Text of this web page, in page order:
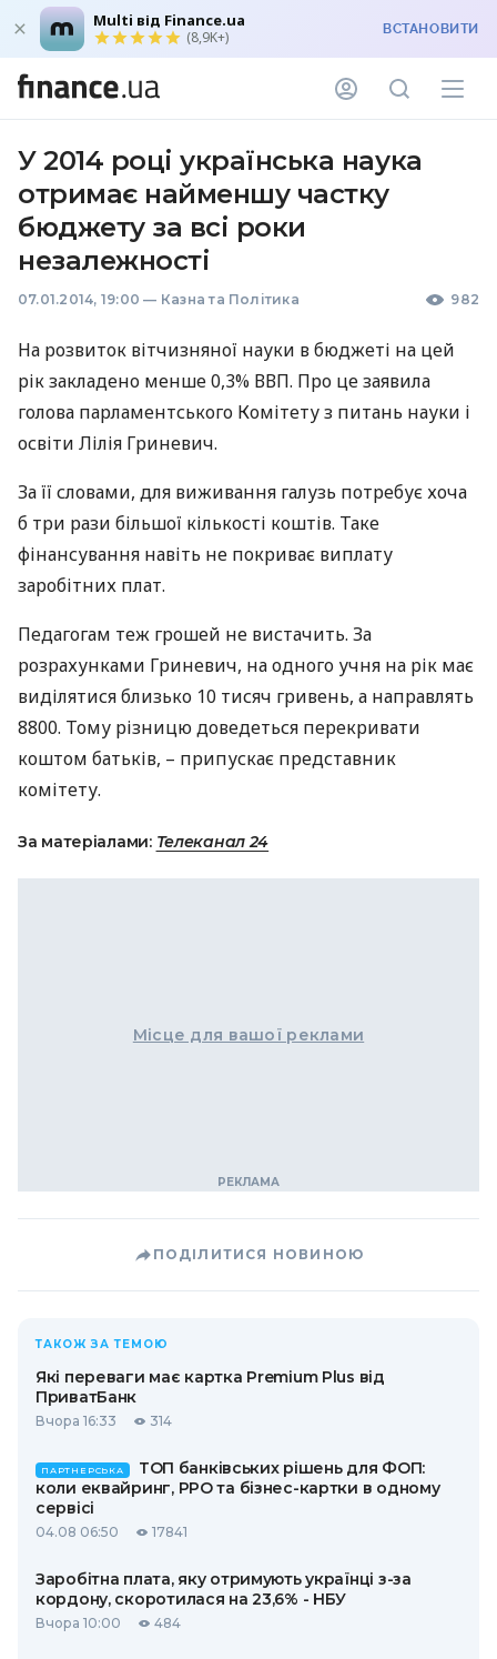
Multi від Finance.ua
(8,9K+) ВСТАНОВИТИ
У 2014 році українська наука
отримає найменшу частку
бюджету за всі роки
незалежності
07.01.2014, 19:00 — Казна та Політика 982
На розвиток вітчизняної науки в бюджеті на цей
рік закладено менше 0,3% ВВП. Про це заявила
голова парламентського Комітету з питань науки і
освіти Лілія Гриневич.
За її словами, для виживання галузь потребує хоча
б три рази більшої кількості коштів. Таке
фінансування навіть не покриває виплату
заробітних плат.
Педагогам теж грошей не вистачить. За
розрахунками Гриневич, на одного учня на рік має
виділятися близько 10 тисяч гривень, а направлять
8800. Тому різницю доведеться перекривати
коштом батьків, – припускає представник
комітету.
За матеріалами: Телеканал 24
Місце для вашої реклами
ПОДІЛИТИСЯ НОВИНОЮ
ТАКОЖ ЗА ТЕМОЮ
Які переваги має картка Premium Plus від
ПриватБанк
Вчора 16:33 314
ПАРТНЕРСЬКА
ТОП банківських рішень для ФОП:
коли еквайринг, РРО та бізнес-картки в одному
сервісі
04.08 06:50 17841
Заробітна плата, яку отримують українці з-за
кордону, скоротилася на 23,6% - НБУ
Вчора 10:00 484